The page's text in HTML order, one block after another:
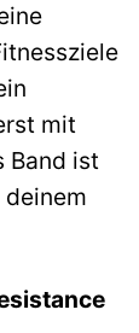
mit
Band ist